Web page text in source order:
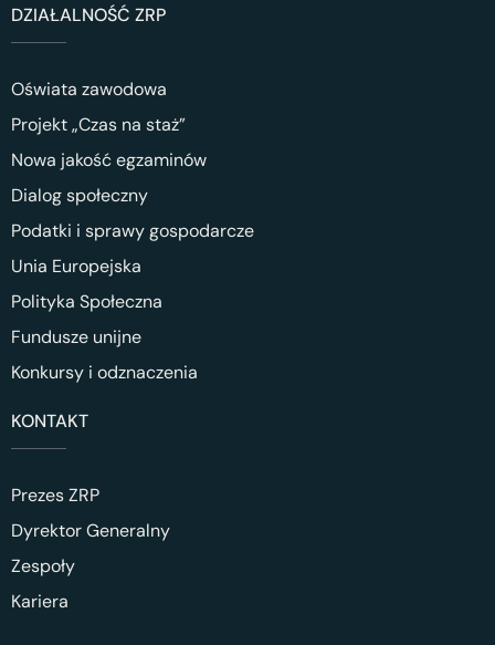
DZIAŁALNOŚĆ ZRP
Oświata zawodowa
Projekt „Czas na staż”
Nowa jakość egzaminów
Dialog społeczny
Podatki i sprawy gospodarcze
Unia Europejska
Polityka Społeczna
Fundusze unijne
Konkursy i odznaczenia
KONTAKT
Prezes ZRP
Dyrektor Generalny
Zespoły
Kariera